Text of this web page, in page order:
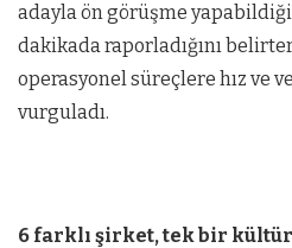
adayla ön görüşme
dakikada raporladığını
operasyonel süreçlere hız ve
vurguladı.
6 farklı şirket, tek bir